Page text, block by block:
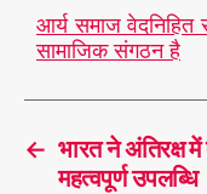
आर्य समाज वेदनिहित
सामाजिक संगठन है
← भारत ने अंतिरक्ष
महत्वपूर्ण उपलब्धि